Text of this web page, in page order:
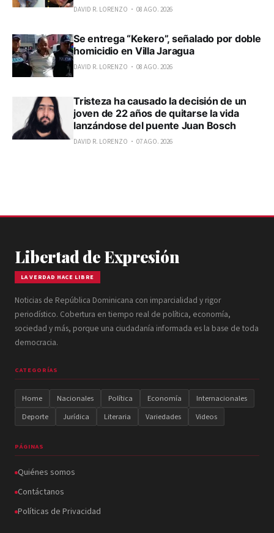
DAVID R. LORENZO 08 AGO. 2026
Se entrega “Kekero”, señalado por doble
homicidio en Villa Jaragua
DAVID R. LORENZO 08 AGO. 2026
Tristeza ha causado la decisión de un
joven de 22 años de quitarse la vida
lanzándose del puente Juan Bosch
DAVID R. LORENZO 07 AGO. 2026
Libertad de Expresión
LA VERDAD HACE LIBRE
Noticias de República Dominicana con imparcialidad y rigor
periodístico. Cobertura en tiempo real de política, economía,
sociedad y más, porque una ciudadanía informada es la base de toda
democracia.
CATEGORÍAS
Home Nacionales Política Economía
Internacionales
Deporte
Jurídica Literaria Variedades Videos
PÁGINAS
Quiénes somos
Contáctanos
Políticas de Privacidad